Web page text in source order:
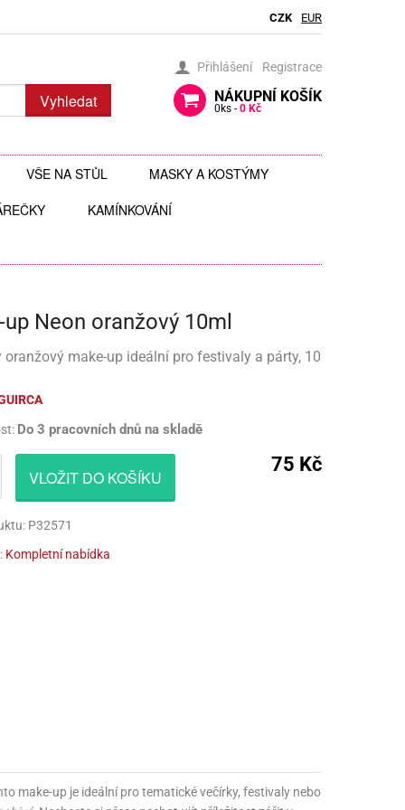
CZK EUR
Přihlášení Registrace
NÁKUPNÍ KOŠÍK
0 ks - 0 Kč
Vyhledat
VŠE NA STŮL
BRČKA
JEDNORÁZOVÉ PŘÍBORY
KELÍMKY A POHÁRKYPOHÁRKY NA ZÁKUSKY
KOŠÍČKY NA MUFFINY
NAPICHOVÁTKA A ZÁPICHY
UBROUSKY
UBRUSY
MASKY A KOSTÝMY
KLOBOUKY, ČEPICE
KOSTÝMY
PARUKY
AKTIVÁTOR NA VÝROBU SLIZU
LEPIDLA NA VÝROBU SLIZU
HRAČKY
KAMÍNKOVÁNÍ
Neon oranžový 10ml
oranžový make-up ideální pro festivaly a párty, 10
Do 3 pracovních dnů na skladě
75 Kč
VLOŽIT DO KOŠÍKU
P32571
Kompletní nabídka
make-up je ideální pro tematické večírky, festivaly nebo